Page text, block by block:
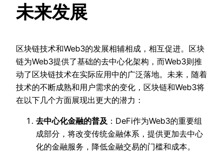
未来发展
区块链技术和Web3的发展相辅相成，相互促进。区块
链为Web3提供了基础的去中心化架构，而Web3则推
动了区块链技术在实际应用中的广泛落地。未来，随着
技术的不断成熟和用户需求的变化，区块链和Web3将
在以下几个方面展现出更大的潜力：
去中心化金融的普及 ：DeFi作为Web3的重要组
成部分，将改变传统金融体系，提供更加去中心
化的金融服务，降低金融交易的门槛和成本。